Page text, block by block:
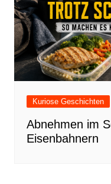
Kuriose Geschichten
Abnehmen im
Eisenbahnern